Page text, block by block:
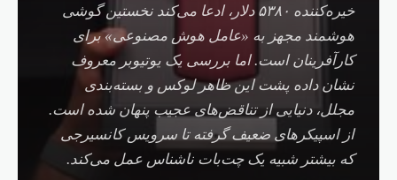
خیره‌کننده ۵۳۸۰ دلار، ادعا می‌کند نخستین گوشی
هوشمند مجهز به «عامل هوش مصنوعی» برای
کارآفرینان است. اما بررسی یک یوتیوبر معروف
نشان داده پشت این ظاهر لوکس و بسته‌بندی
مجلل، دنیایی از تناقض‌های عجیب پنهان شده است.
از اسپیکرهای ضعیف گرفته تا سرویس کانسیرجی
که بیشتر شبیه یک چت‌بات ناشناس عمل می‌کند.